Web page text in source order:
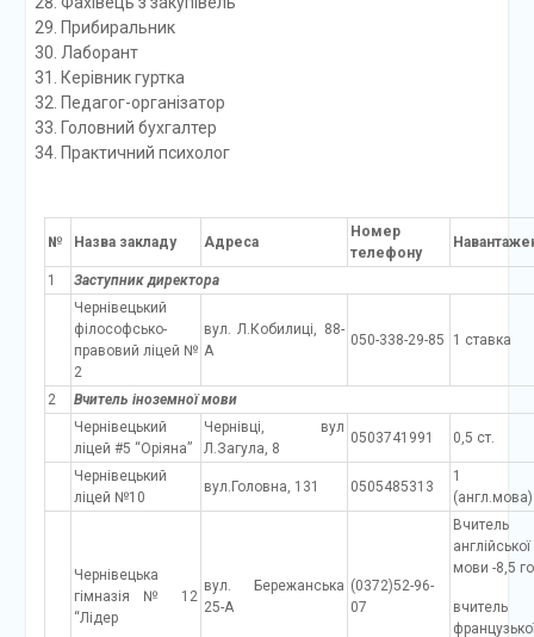
Прибиральник
Лаборант
Керівник гуртка
Педагог-організатор
Головний бухгалтер
Практичний психолог
№ Назва закладу Адреса
Номер
телефону
1
Заступник директора
Чернівецький
філософсько-
правовий ліцей №
2
вул. Л.Кобилиці, 88-
А
050-338-29-85 1 ставка
2
Вчитель іноземної мови
Чернівецький
ліцей #5 “Оріяна”
Чернівці, вул
Л.Загула, 8
0503741991 0,5 ст.
Чернівецький
ліцей №10
вул.Головна, 131 0505485313
1
(англ.мова)
Чернівецька
гімназія № 12
“Лідер
вул. Бережанська
25-А
(0372)52-96-
07
Вчитель
англійської
мови -8,5
вчитель